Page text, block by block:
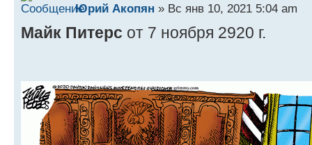
Юрий Акопян » Вс янв 10, 2021 5:04 am
Майк Питерс от 7 ноября 2920 г.